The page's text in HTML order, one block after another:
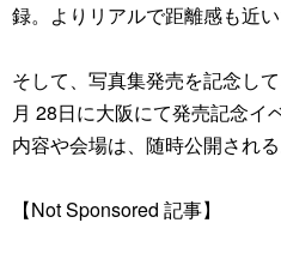
録。よりリアルで距離感も近い
そして、写真集発売を記念し
月 28日に大阪にて発売記念イ
内容や会場は、随時公開され
【Not Sponsored 記事】